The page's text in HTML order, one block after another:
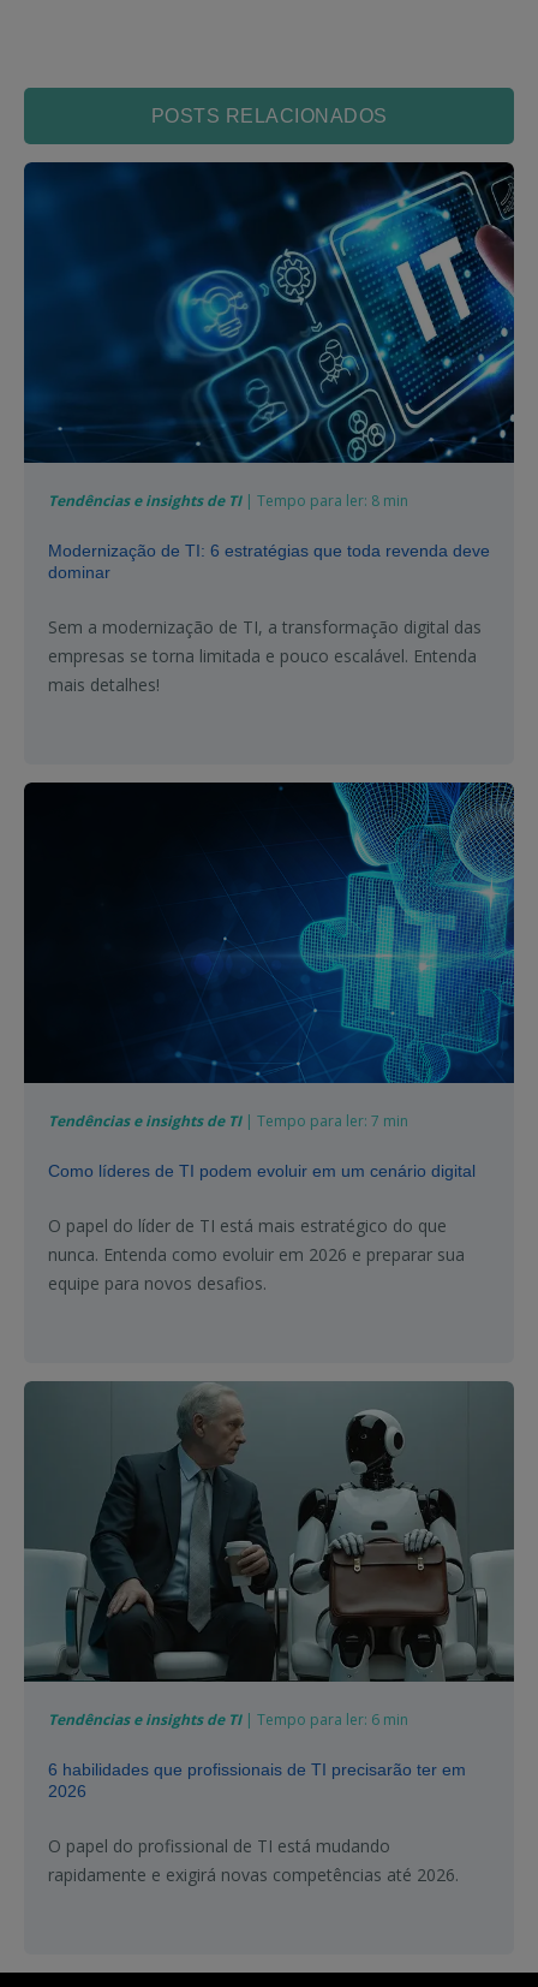
POSTS RELACIONADOS
Tendências e insights de TI| Tempo para ler: 8 min
Modernização de TI: 6 estratégias que toda revenda deve
dominar
Sem a modernização de TI, a transformação digital das
empresas se torna limitada e pouco escalável. Entenda
mais detalhes!
Tendências e insights de TI| Tempo para ler: 7 min
Como líderes de TI podem evoluir em um cenário digital
O papel do líder de TI está mais estratégico do que
nunca. Entenda como evoluir em 2026 e preparar sua
equipe para novos desafios.
Tendências e insights de TI| Tempo para ler: 6 min
6 habilidades que profissionais de TI precisarão ter em
2026
O papel do profissional de TI está mudando
rapidamente e exigirá novas competências até 2026.